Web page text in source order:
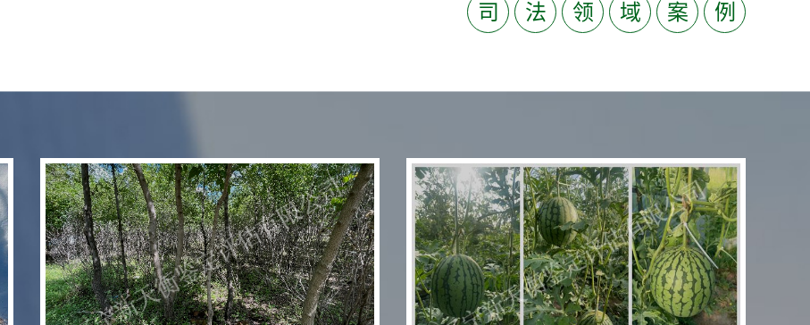
蔬菜园艺作物、农作物食品、农作物品种鉴定技术
咨询。野生动植物、农副加工产品技术鉴定与评估
司 法 领 域 案 例